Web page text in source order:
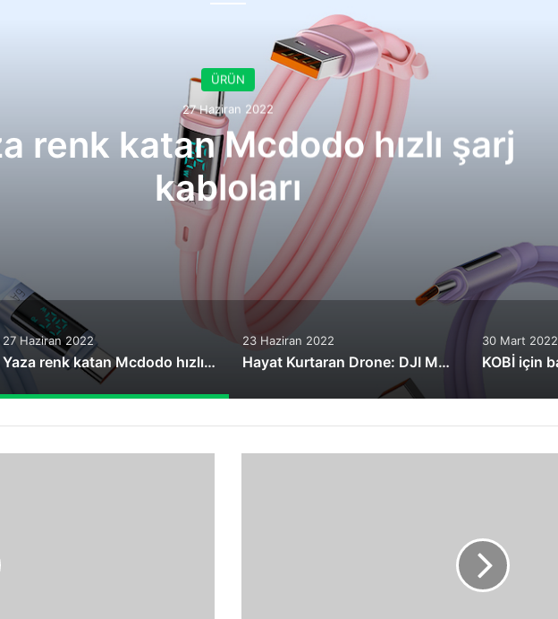
ÜRÜN
27 Haziran 2022
renk katan Mcdodo hızlı şarj
kabloları
27 Haziran 2022
Yaza renk katan Mcdodo hızlı şarj kabloları
23 Haziran 2022
Hayat Kurtaran Drone: DJI Matrice 30
30 Mart 2022